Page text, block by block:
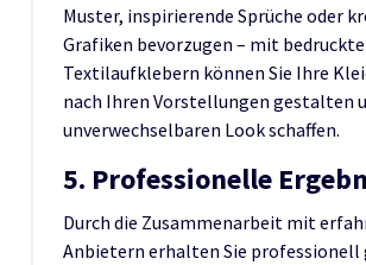
Muster, inspirierende Sprüche oder
Grafiken bevorzugen – mit
Textilaufklebern können Sie Ihre
nach Ihren Vorstellungen gestalten
unverwechselbaren Look schaffen.
5. Professionelle
Durch die Zusammenarbeit mit
Anbietern erhalten Sie professionell